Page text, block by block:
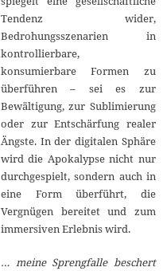
Tendenz wider,
Bedrohungsszenarien in
kontrollierbare,
konsumierbare Formen zu
überführen – sei es zur
Bewältigung, zur Sublimierung
oder zur Entschärfung realer
Ängste. In der digitalen Sphäre
wird die Apokalypse nicht nur
durchgespielt, sondern auch in
eine Form überführt, die
Vergnügen bereitet und zum
immersiven Erlebnis wird.
… meine Sprengfalle beschert